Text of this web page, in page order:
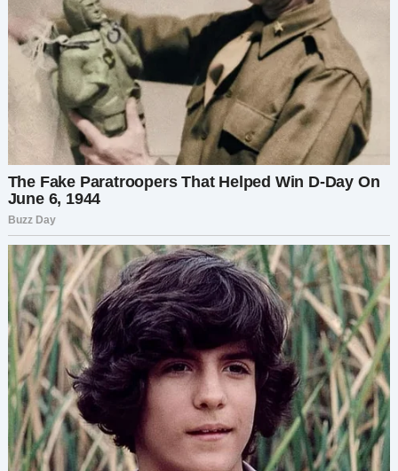
— Н-но… я сделала это для тебя…
Она лишь махнула рукой, уже поправляя
воротник брата.
— Ой, да зачем мне это? У меня есть все, что мне
нужно.
Все. Кроме меня.
Это был последний раз, когда я пыталась.
Она больше не выходила на связь. Вскоре
переехала, а я научилась жить без матери. У
меня была бабушка, и ее было достаточно. Она
была моей опорой, моим светом. Она дала мне
понять, что я не ошибка.
Но время делает свое дело.
Мне было тридцать два, когда бабушка ушла.